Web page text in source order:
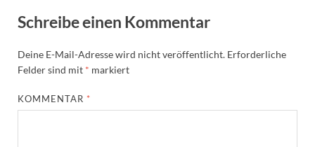
Schreibe einen Kommentar
Deine E-Mail-Adresse wird nicht veröffentlicht. Erforderliche
Felder sind mit * markiert
KOMMENTAR *